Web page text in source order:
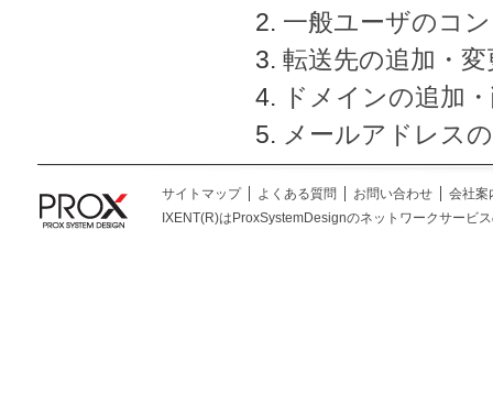
一般ユーザのコ
転送先の追加・
ドメインの追加
メールアドレス
サイトマップ よくある質問 お問い合わせ
会社案
IXENT(R)はProxSystemDesignのネットワークサービ